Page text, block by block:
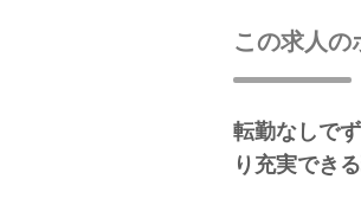
この求人の
転勤なしで
り充実でき